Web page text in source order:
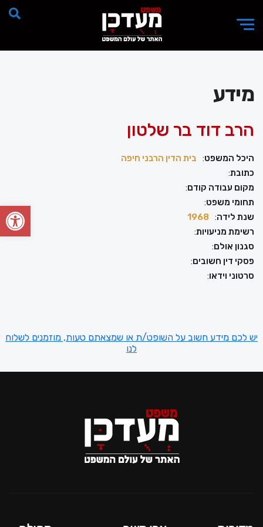
פתח
מידע
הרב דוד בר שלטון
היכל המשפט:
בית הדין הרבני חיפה
כתובת:
מקום עבודה קודם:
תחומי משפט:
שנת לידה:
1968
רשימת מניעויות:
סגנון אולם:
פסקי דין חשובים:
סרטוני וידאו:
יש לכם מידע חשוב על השופט/ת או שמצאתם טעות, מוזמנים לשלוח
לנו